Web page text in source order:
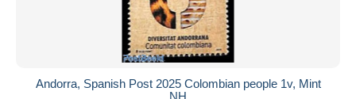
Andorra, Spanish Post 2025 Colombian people 1v, Mint
NH